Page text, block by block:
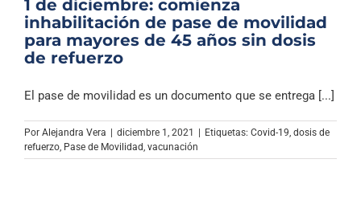
1 de diciembre: comienza
inhabilitación de pase de movilidad
para mayores de 45 años sin dosis
de refuerzo
El pase de movilidad es un documento que se entrega [...]
Por Alejandra Vera diciembre 1, 2021 Etiquetas: Covid-19, dosis de
refuerzo, Pase de Movilidad, vacunación